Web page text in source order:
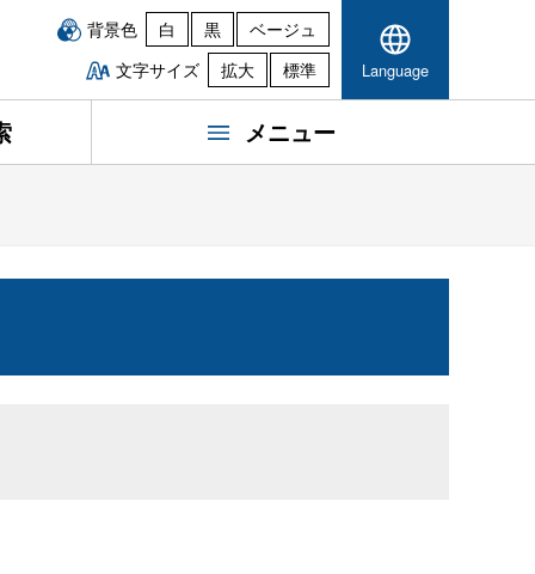
背景色 白 黒
ベージュ
文字サイズ
拡大 標準 Language
メニュー